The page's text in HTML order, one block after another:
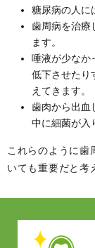
糖尿病の人に
歯周病を治療
ます。
唾液が少なか
低下させたり
えてきます。
歯肉から出血
中に細菌が入
これらのように歯
いても重要だと考